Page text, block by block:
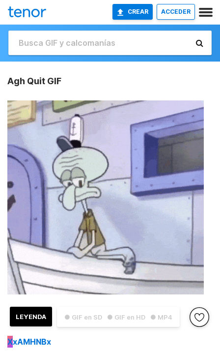
CREAR ACCEDER
Agh Quit GIF
● GIF en SD ● GIF en HD ● MP4
LEYENDA
XxAMHNBx